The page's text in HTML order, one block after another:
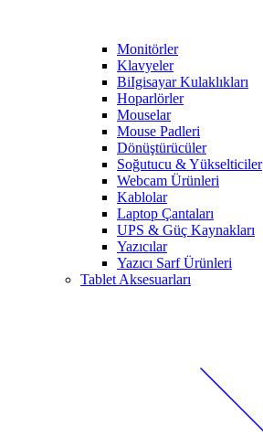
Monitörler
Klavyeler
BiIgisayar Kulaklıkları
Hoparlörler
Mouselar
Mouse Padleri
Dönüştürücüler
Soğutucu & Yükselticiler
Webcam Ürünleri
Kablolar
Laptop Çantaları
UPS & Güç Kaynakları
Yazıcılar
Yazıcı Sarf Ürünleri
Tablet Aksesuarları